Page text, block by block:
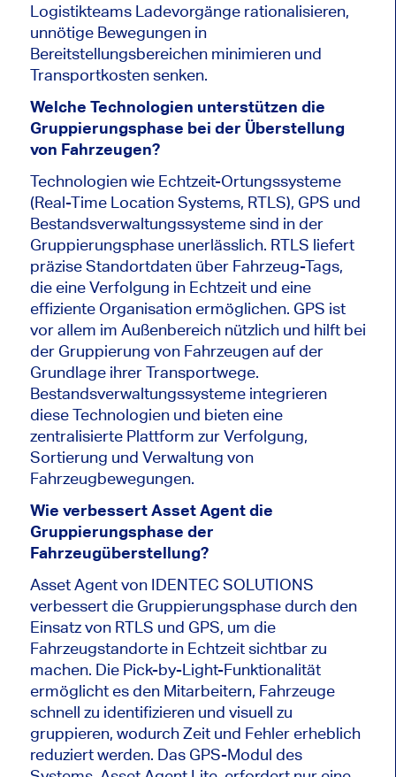
Logistikteams Ladevorgänge rationalisieren,
unnötige Bewegungen in
Bereitstellungsbereichen minimieren und
Transportkosten senken.
Welche Technologien unterstützen die
Gruppierungsphase bei der Überstellung
von Fahrzeugen?
Technologien wie Echtzeit-Ortungssysteme
(Real-Time Location Systems, RTLS), GPS und
Bestandsverwaltungssysteme sind in der
Gruppierungsphase unerlässlich. RTLS liefert
präzise Standortdaten über Fahrzeug-Tags,
die eine Verfolgung in Echtzeit und eine
effiziente Organisation ermöglichen. GPS ist
vor allem im Außenbereich nützlich und hilft bei
der Gruppierung von Fahrzeugen auf der
Grundlage ihrer Transportwege.
Bestandsverwaltungssysteme integrieren
diese Technologien und bieten eine
zentralisierte Plattform zur Verfolgung,
Sortierung und Verwaltung von
Fahrzeugbewegungen.
Wie verbessert Asset Agent die
Gruppierungsphase der
Fahrzeugüberstellung?
Asset Agent von IDENTEC SOLUTIONS
verbessert die Gruppierungsphase durch den
Einsatz von RTLS und GPS, um die
Fahrzeugstandorte in Echtzeit sichtbar zu
machen. Die Pick-by-Light-Funktionalität
ermöglicht es den Mitarbeitern, Fahrzeuge
schnell zu identifizieren und visuell zu
gruppieren, wodurch Zeit und Fehler erheblich
reduziert werden. Das GPS-Modul des